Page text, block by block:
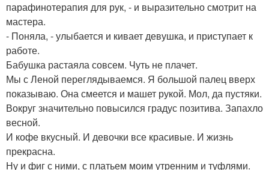
парафинотерапия для рук, - и выразительно смотрит на
мастера.
- Поняла, - улыбается и кивает девушка, и приступает к
работе.
Бабушка растаяла совсем. Чуть не плачет.
Мы с Леной переглядываемся. Я большой палец вверх
показываю. Она смеется и машет рукой. Мол, да пустяки.
Вокруг значительно повысился градус позитива. Запахло
весной.
И кофе вкусный. И девочки все красивые. И жизнь
прекрасна.
Ну и фиг с ними, с платьем моим утренним и туфлями.